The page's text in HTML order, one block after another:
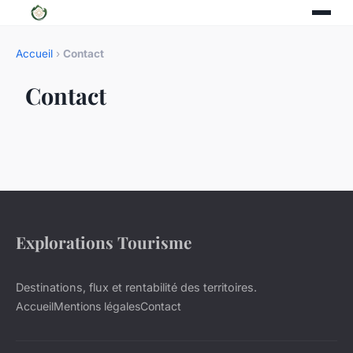
Accueil › Contact
Contact
Explorations Tourisme
Destinations, flux et rentabilité des territoires.
AccueilMentions légalesContact